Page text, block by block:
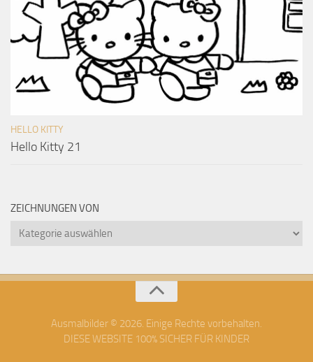
HELLO KITTY
Hello Kitty 21
ZEICHNUNGEN VON
Zeichnungen
Ausmalbilder © 2026. Einige Rechte vorbehalten.
DIESE WEBSITE 100% SICHER FÜR KINDER